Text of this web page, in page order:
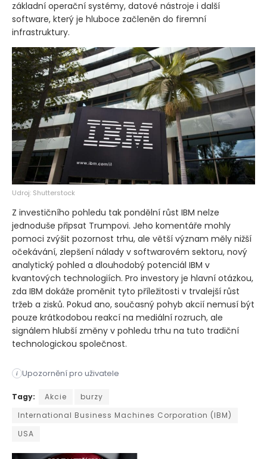
základní operační systémy, datové nástroje i další
software, který je hluboce začleněn do firemní
infrastruktury.
Udroj: Shutterstock
Z investičního pohledu tak pondělní růst IBM nelze
jednoduše připsat Trumpovi. Jeho komentáře mohly
pomoci zvýšit pozornost trhu, ale větší význam měly nižší
očekávání, zlepšení nálady v softwarovém sektoru, nový
analytický pohled a dlouhodobý potenciál IBM v
kvantových technologiích. Pro investory je hlavní otázkou,
zda IBM dokáže proměnit tyto příležitosti v trvalejší růst
tržeb a zisků. Pokud ano, současný pohyb akcií nemusí být
pouze krátkodobou reakcí na mediální rozruch, ale
signálem hlubší změny v pohledu trhu na tuto tradiční
technologickou společnost.
i Upozornění pro uživatele
Akcie společnosti International Business Machines v
Tagy: Akcie
burzy
International Business Machines Corporation (IBM)
USA